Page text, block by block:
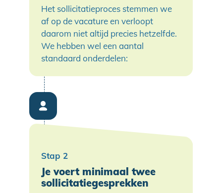
Het sollicitatieproces stemmen we
af op de vacature en verloopt
daarom niet altijd precies hetzelfde.
We hebben wel een aantal
standaard onderdelen:
Je voert minimaal twee
sollicitatiegesprekken